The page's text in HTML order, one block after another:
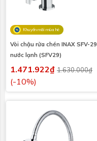
Khuyến mãi mùa hè
Vòi chậu rửa chén INAX SFV-29
nước lạnh (SFV29)
1.471.922₫ 1.630.000₫
(-10%)